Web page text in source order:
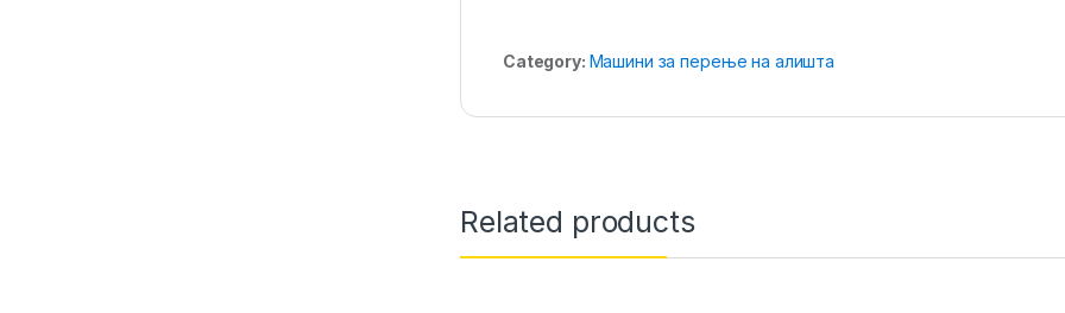
Category: Машини за перење на алишта
Related products